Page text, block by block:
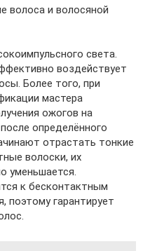
волоса и волосяной
света.
воздействует
Более того, при
мастера
ожогов на
определённого
отрастать тонкие
волоски, их
уменьшается.
к бесконтактным
поэтому гарантирует